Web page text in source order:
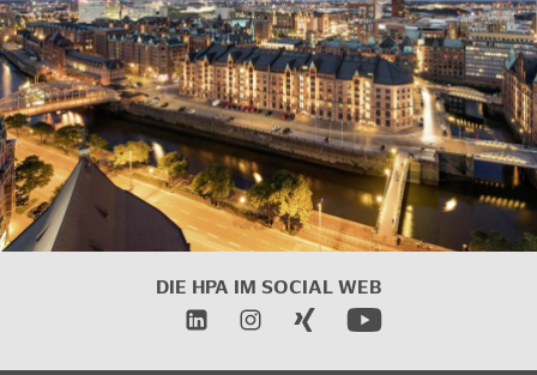
DIE HPA IM SOCIAL WEB